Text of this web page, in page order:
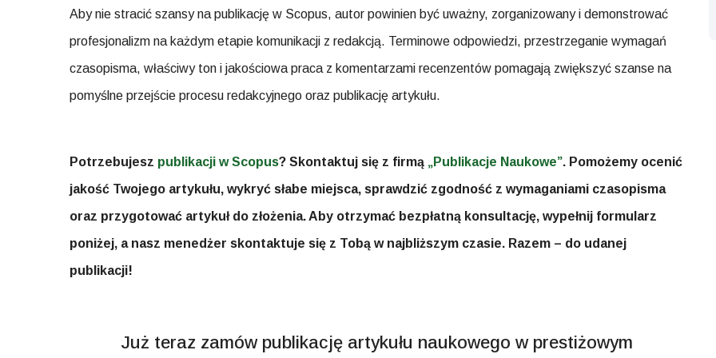
Aby nie stracić szansy na publikację w Scopus, autor powinien być uważny, zorganizowany i demonstrować
profesjonalizm na każdym etapie komunikacji z redakcją. Terminowe odpowiedzi, przestrzeganie wymagań
czasopisma, właściwy ton i jakościowa praca z komentarzami recenzentów pomagają zwiększyć szanse na
pomyślne przejście procesu redakcyjnego oraz publikację artykułu.
Potrzebujesz publikacji w Scopus? Skontaktuj się z firmą „Publikacje Naukowe”. Pomożemy ocenić
jakość Twojego artykułu, wykryć słabe miejsca, sprawdzić zgodność z wymaganiami czasopisma
oraz przygotować artykuł do złożenia. Aby otrzymać bezpłatną konsultację, wypełnij formularz
poniżej, a nasz menedżer skontaktuje się z Tobą w najbliższym czasie. Razem – do udanej
publikacji!
Już teraz zamów publikację artykułu naukowego w prestiżowym